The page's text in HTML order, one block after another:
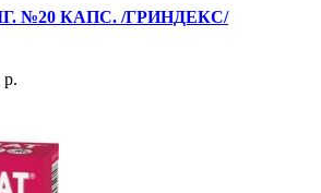
№20 КАПС. /ГРИНДЕКС/
р.